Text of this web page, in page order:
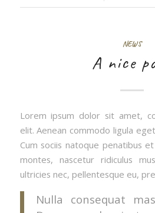
NEWS
A nice
Lorem ipsum dolor sit amet,
elit. Aenean commodo ligula
Cum sociis natoque penatibus
montes, nascetur ridiculus
ultricies nec, pellentesque eu,
Nulla consequat